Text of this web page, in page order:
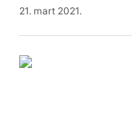
21. mart 2021.